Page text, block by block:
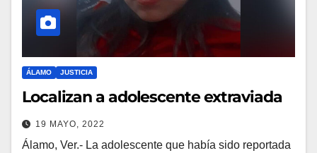
ÁLAMO JUSTICIA
Localizan a adolescente extraviada
19 MAYO, 2022
Álamo, Ver.- La adolescente que había sido reportada